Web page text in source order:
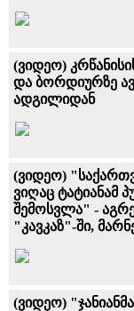
(ვიდეო)
და ბორდიურზე
ადგილიდან
(ვიდეო)
ვიღაც ტატიანამ
შემოსვლა" -
"კავკაზ"-ში,
(ვიდეო)